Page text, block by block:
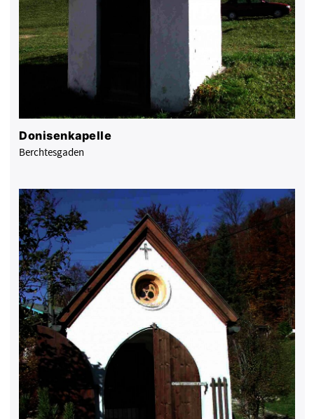
Donisenkapelle
Berchtesgaden